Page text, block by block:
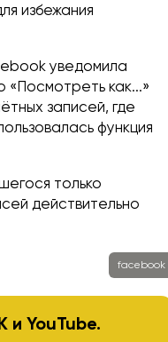
избежания
уведомила
как...»
записей, где
функция
только
действительно
facebook
иYouTube.